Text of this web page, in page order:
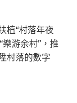
植“村落年夜
樂游余村”，推
村落的數字